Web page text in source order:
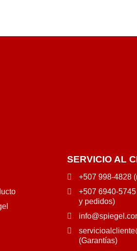
SERVICIO AL
+507 998-4828
+507 6940-
y pedidos)
(Garantías)